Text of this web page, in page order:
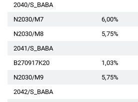
2040/S_BABA
N2030/M7
6,00%
N2030/M8
5,75%
2041/S_BABA
B270917K20
1,03%
N2030/M9
5,75%
2042/S_BABA